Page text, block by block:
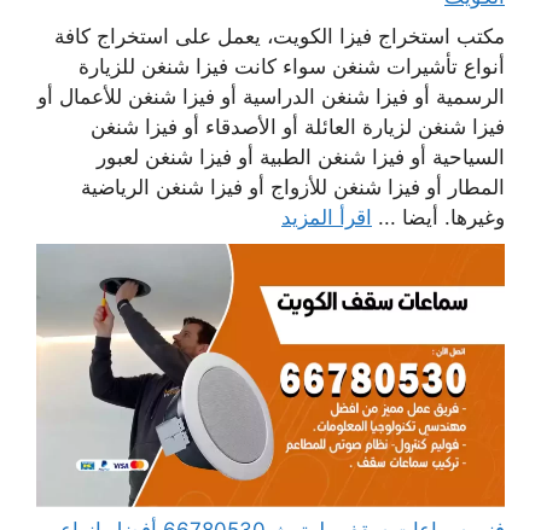
مكتب استخراج فيزا الكويت، يعمل على استخراج كافة
أنواع تأشيرات شنغن سواء كانت فيزا شنغن للزيارة
الرسمية أو فيزا شنغن الدراسية أو فيزا شنغن للأعمال أو
فيزا شنغن لزيارة العائلة أو الأصدقاء أو فيزا شنغن
السياحية أو فيزا شنغن الطبية أو فيزا شنغن لعبور
المطار أو فيزا شنغن للأزواج أو فيزا شنغن الرياضية
وغيرها. أيضا ... اقرأ المزيد